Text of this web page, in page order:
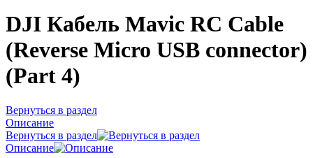
DJI Кабель Mavic RC Cable
(Reverse Micro USB connector)
(Part 4)
Вернуться в раздел
Описание
Вернуться в раздел
Описание